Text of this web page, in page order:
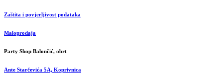
Zaštita i povjerljivost podataka
Maloprodaja
Party Shop Balončić, obrt
Ante Starčevića 5A, Koprivnica